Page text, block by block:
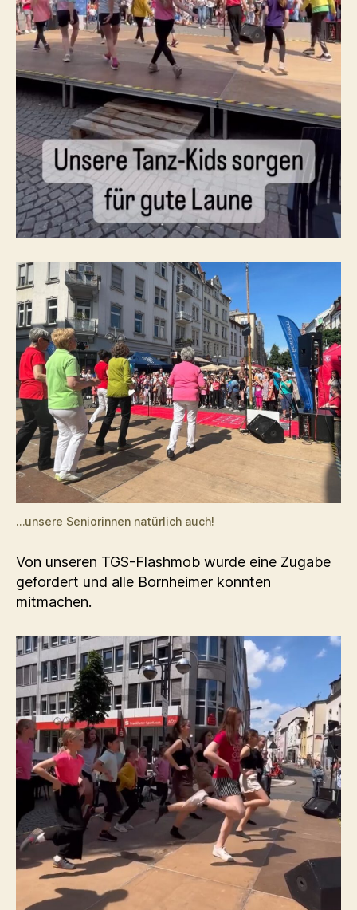
…unsere Seniorinnen natürlich auch!
Von unseren TGS-Flashmob wurde eine Zugabe
gefordert und alle Bornheimer konnten
mitmachen.